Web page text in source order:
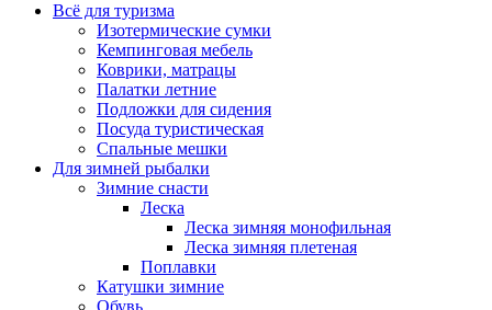
Всё для туризма
Изотермические сумки
Кемпинговая мебель
Коврики, матрацы
Палатки летние
Подложки для сидения
Посуда туристическая
Спальные мешки
Для зимней рыбалки
Зимние снасти
Леска
Леска зимняя монофильная
Леска зимняя плетеная
Поплавки
Катушки зимние
Обувь